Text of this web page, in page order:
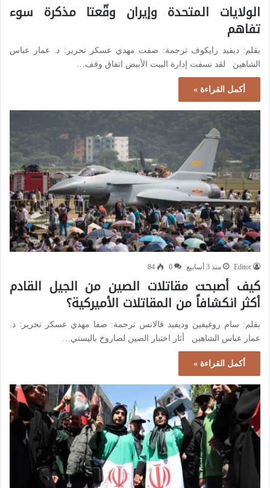
الولايات المتحدة وإيران وقّعتا مذكرة سوء
تفاهم
بقلم: ديفيد رايكوف ترجمة: صفت مهدي عسكر تحرير: د. عمار عباس
الشاهين لقد نسفت إدارة البيت الأبيض اتفاق وقف…
أكمل القراءة »
Editor منذ 3 أسابيع 0
84
كيف أصبحت مقاتلات الصين من الجيل القادم
أكثر انكشافاً من المقاتلات الأميركية؟
بقلم: سام روغيفين وديفيد فالانس ترجمة: صفا مهدي عسكر تحرير: د.
عمار عباس الشاهين أثار اختبار الصين لصاروخ باليستي…
أكمل القراءة »